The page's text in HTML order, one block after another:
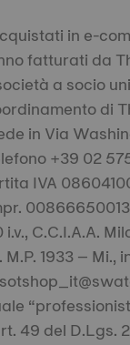
in e-
fatturati da
a socio
di
in Via
+39 02
IVA
C.C.I.A.A.
M.P. 1933 –
49 del D.Lgs.